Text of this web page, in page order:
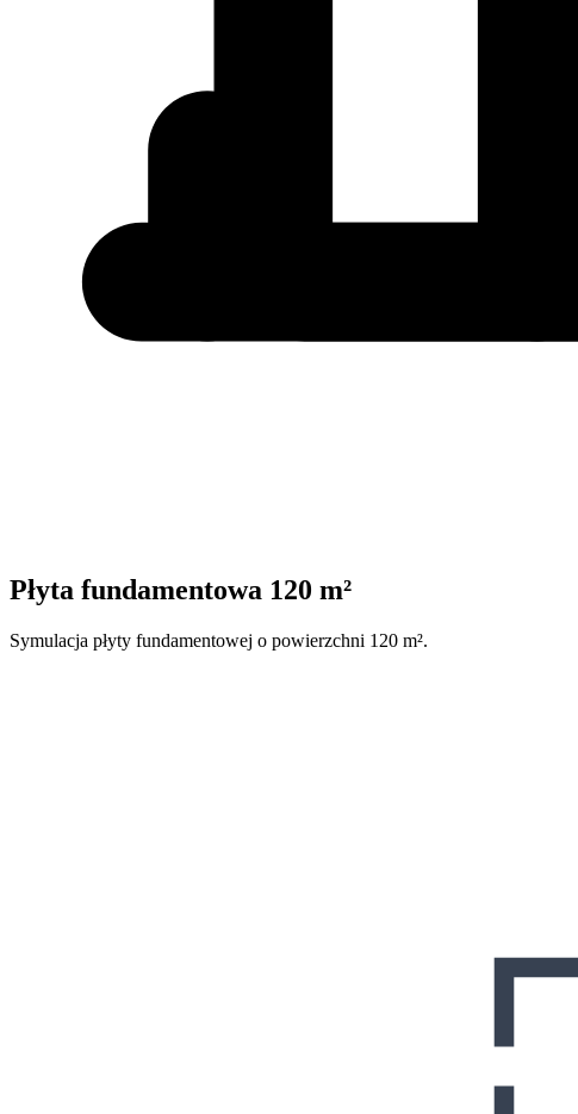
Płyta fundamentowa 120 m²
Symulacja płyty fundamentowej o powierzchni 120 m².